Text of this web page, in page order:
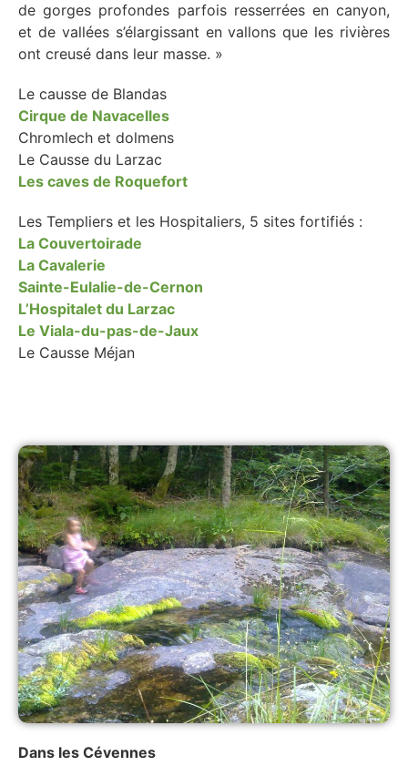
de gorges profondes parfois resserrées en canyon,
et de vallées s’élargissant en vallons que les rivières
ont creusé dans leur masse. »
Le causse de Blandas
Cirque de Navacelles
Chromlech et dolmens
Le Causse du Larzac
Les caves de Roquefort
Les Templiers et les Hospitaliers, 5 sites fortifiés :
La Couvertoirade
La Cavalerie
Sainte-Eulalie-de-Cernon
L’Hospitalet du Larzac
Le Viala-du-pas-de-Jaux
Le Causse Méjan
Dans les Cévennes